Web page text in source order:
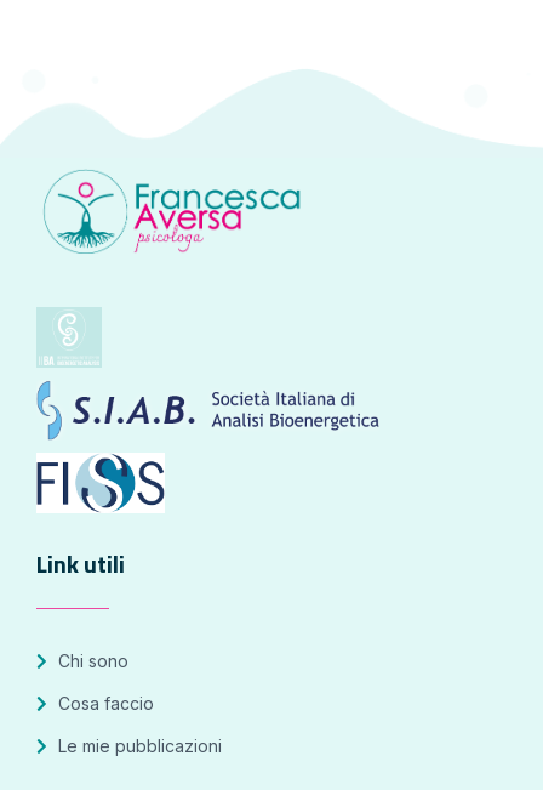
Link utili
Chi sono
Cosa faccio
Le mie pubblicazioni